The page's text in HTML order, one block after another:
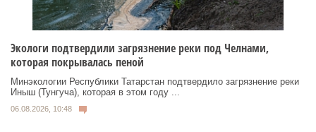
Экологи подтвердили загрязнение реки под Челнами,
которая покрывалась пеной
Минэкологии Республики Татарстан подтвердило загрязнение реки
Иныш (Тунгуча), которая в этом году ...
06.08.2026, 10:48